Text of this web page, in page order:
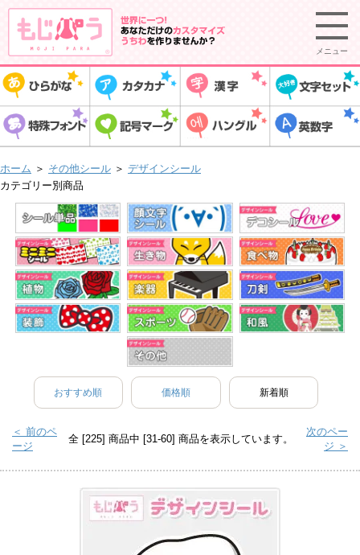
メニュー
ホーム ＞ その他シール ＞ デザインシール
カテゴリー別商品
おすすめ順 価格順 新着順
＜ 前のペ
ージ
全 [225] 商品中 [31-60] 商品を表示しています。
次のペー
ジ ＞